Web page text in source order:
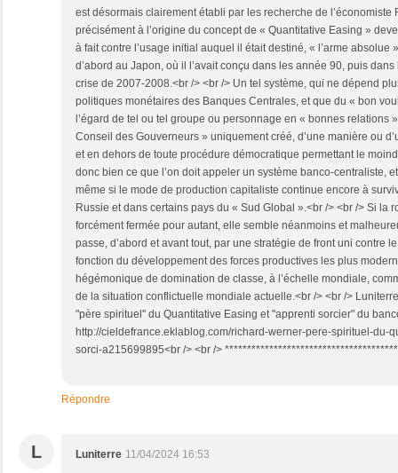
est désormais clairement établi par les recherche de l’économiste
précisément à l’origine du concept de « Quantitative Easing »
à fait contre l’usage initial auquel il était destiné, « l’arme absolue
d’abord au Japon, où il l’avait conçu dans les année 90, puis
crise de 2007-2008.<br /> <br /> Un tel système, qui ne dépend
politiques monétaires des Banques Centrales, et que du « bon
l’égard de tel ou tel groupe ou personnage en « bonnes relations
Conseil des Gouverneurs » uniquement créé, d’une manière ou
et en dehors de toute procédure démocratique permettant le
donc bien ce que l’on doit appeler un système banco-centraliste,
même si le mode de production capitaliste continue encore à
Russie et dans certains pays du « Sud Global ».<br /> <br /> Si la
forcément fermée pour autant, elle semble néanmoins et
passe, d’abord et avant tout, par une stratégie de front uni contre
fonction du développement des forces productives les plus
hégémonique de domination de classe, à l’échelle mondiale,
de la situation conflictuelle mondiale actuelle.<br /> <br />
"père spirituel" du Quantitative Easing et "apprenti sorcier" du
http://cieldefrance.eklablog.com/richard-werner-pere-spirituel-du-
sorci-a215699895<br /> <br />
Répondre
L Luniterre 11/04/2024 16:53